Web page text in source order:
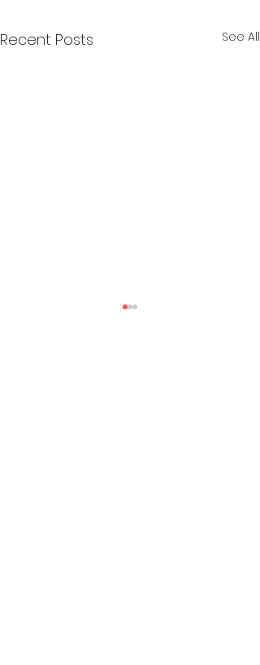
Recent Posts See All